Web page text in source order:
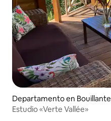
Departamento en Bouillante
Estudio «Verte Vallée»